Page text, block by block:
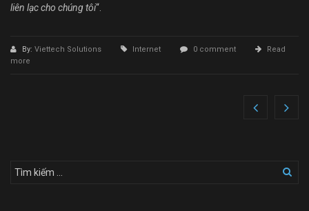
liên lạc cho chúng tôi“.
By: Viettech Solutions Internet 0 comment
Read
more